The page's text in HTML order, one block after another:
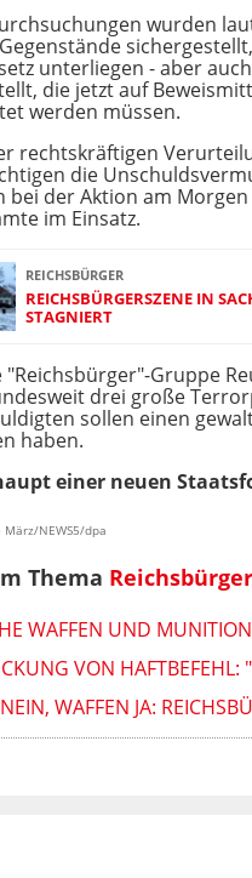
wurden
unterliegen - aber
die jetzt auf
werden müssen.
rechtskräftigen
die
bei der Aktion am
im Einsatz.
REICHSBÜRGER
REICHSBÜRGERSZENE IN
STAGNIERT
"Reichsbürger"-Gruppe
drei große
sollen einen
haben.
einer neuen
NEWS5/dpa
Thema Reichsbürger
WAFFEN UND
VON HAFTBEFEHL:
WAFFEN JA: